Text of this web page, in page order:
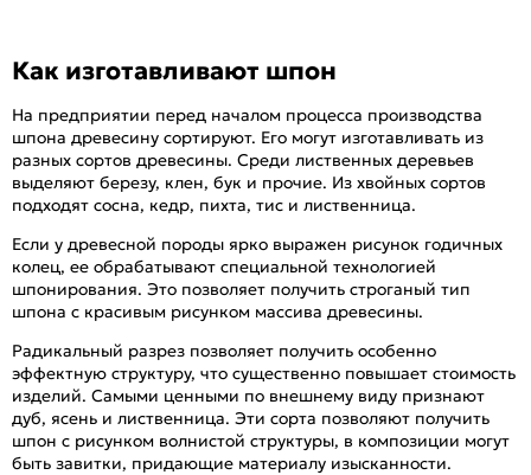
Как изготавливают шпон
На предприятии перед началом процесса производства
шпона древесину сортируют. Его могут изготавливать из
разных сортов древесины. Среди лиственных деревьев
выделяют березу, клен, бук и прочие. Из хвойных сортов
подходят сосна, кедр, пихта, тис и лиственница.
Если у древесной породы ярко выражен рисунок годичных
колец, ее обрабатывают специальной технологией
шпонирования. Это позволяет получить строганый тип
шпона с красивым рисунком массива древесины.
Радикальный разрез позволяет получить особенно
эффектную структуру, что существенно повышает стоимость
изделий. Самыми ценными по внешнему виду признают
дуб, ясень и лиственница. Эти сорта позволяют получить
шпон с рисунком волнистой структуры, в композиции могут
быть завитки, придающие материалу изысканности.